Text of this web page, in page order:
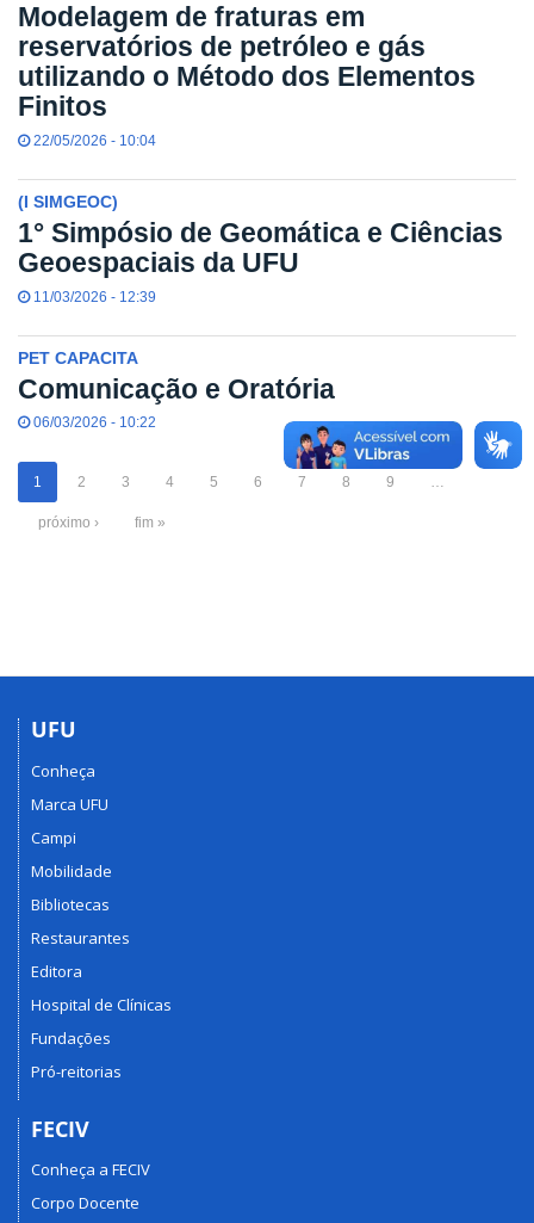
Modelagem de fraturas em
reservatórios de petróleo e gás
utilizando o Método dos Elementos
Finitos
22/05/2026 - 10:04
(I SIMGEOC)
1° Simpósio de Geomática e Ciências
Geoespaciais da UFU
11/03/2026 - 12:39
PET CAPACITA
Comunicação e Oratória
06/03/2026 - 10:22
1 2 3 4 5 6 7 8 9 …
próximo › fim »
UFU
Conheça
Marca UFU
Campi
Mobilidade
Bibliotecas
Restaurantes
Editora
Hospital de Clínicas
Fundações
Pró-reitorias
FECIV
Conheça a FECIV
Corpo Docente